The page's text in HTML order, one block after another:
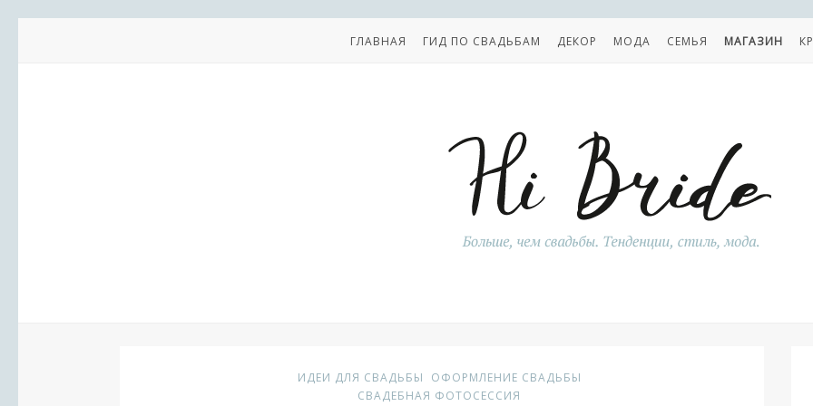
ГЛАВНАЯ ГИД ПО СВАДЬБАМ ДЕКОР МОДА СЕМЬЯ МАГАЗИН
ИДЕИ ДЛЯ СВАДЬБЫ
ОФОРМЛЕНИЕ СВАДЬБЫ
СВАДЕБНАЯ ФОТОСЕССИЯ